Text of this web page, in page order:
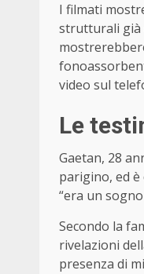
I filmati
strutturali già
video sul
Le
Gaetan, 28
parigino, ed è
“era un
Secondo la
rivelazioni
presenza di